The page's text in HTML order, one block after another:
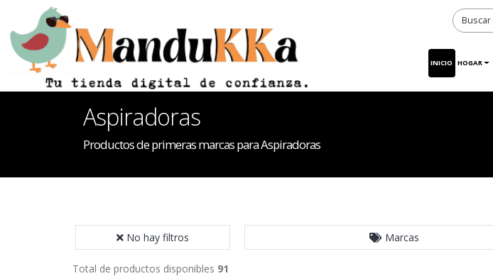
INICIO HOGAR
Aspiradoras
Productos de primeras marcas para Aspiradoras
No hay filtros Marcas
Total de productos disponibles 91